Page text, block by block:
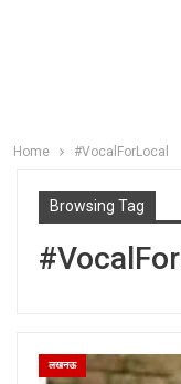
Home #VocalForLocal
Browsing Tag
लखनऊ